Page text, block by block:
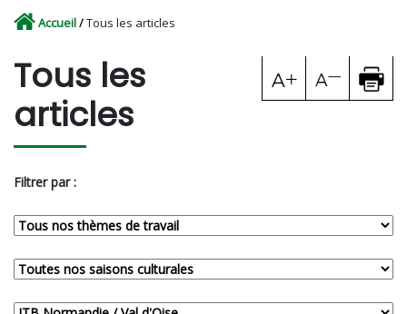
Accueil/Tous les articles
Tous les
articles
Filtrer par :